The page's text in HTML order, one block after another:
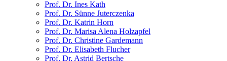
Prof. Dr. Ines Kath
Prof. Dr. Sünne Juterczenka
Prof. Dr. Katrin Horn
Prof. Dr. Marisa Alena Holzapfel
Prof. Dr. Christine Gardemann
Prof. Dr. Elisabeth Flucher
Prof. Dr. Astrid Bertsche